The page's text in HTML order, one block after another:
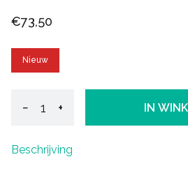
€73,50
Nieuw
− + IN
Beschrijving